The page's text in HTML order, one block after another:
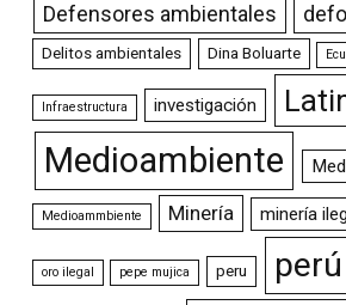
Defensores ambientales
Delitos ambientales Dina Boluarte
Infraestructura investigación
Medioambiente
Medioammbiente Minería minería
oro ilegal pepe mujica peru perú